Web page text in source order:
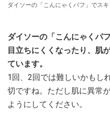
ダイソーの「こんにゃくパフ」でス
ダイソーの「こんにゃくパ
目立ちにくくなったり、肌
ています。
1回、2回では難しいかもし
切ですね。ただし肌に異常
ようにしてください。